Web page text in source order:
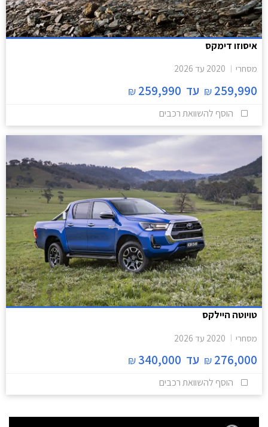
איסוזו דימקס
מסחרי 2020 עד 2026
259,990
₪ עד 259,990
₪
הוסף להשוואת רכבים
טויוטה היילקס
מסחרי 2020 עד 2026
276,000
₪ עד 340,000
₪
הוסף להשוואת רכבים